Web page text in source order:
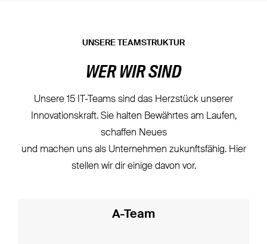
UNSERE TEAMSTRUKTUR
WER WIR SIND
Unsere 15 IT-Teams sind das Herzstück unserer
Innovationskraft. Sie halten Bewährtes am Laufen,
schaffen Neues
und machen uns als Unternehmen zukunftsfähig. Hier
stellen wir dir einige davon vor.
A-Team